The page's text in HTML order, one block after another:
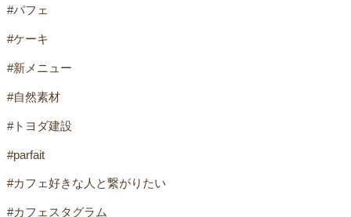
#パフェ
#ケーキ
#新メニュー
#自然素材
#トヨダ建設
#parfait
#カフェ好きな人と繋がりたい
#カフェスタグラム